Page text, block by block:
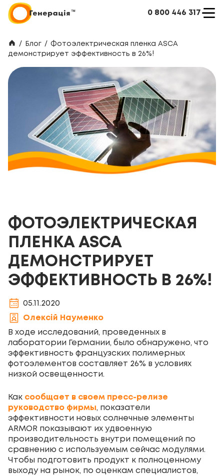
0 800 446 317
/ Блог / Фотоэлектрическая пленка ASCA
демонстрирует эффективность в 26%!
ФОТОЭЛЕКТРИЧЕСКАЯ
ПЛЕНКА ASCA
ДЕМОНСТРИРУЕТ
ЭФФЕКТИВНОСТЬ В 26%!
05.11.2020
Олексій Науменко
В ходе исследований, проведенных в
лаборатории Германии, было обнаружено, что
эффективность французских полимерных
фотоэлементов составляет 26% в условиях
низкой освещенности.
Как сообщает в своем пресс-релизе
руководство фирмы, показатели
эффективности новых солнечные элементы
ARMOR показывают их удвоенную
производительность внутри помещений по
сравнению с используемым сейчас модулями.
Чтобы подготовить продукт к полноценному
выходу на рынок, по оценкам специалистов,